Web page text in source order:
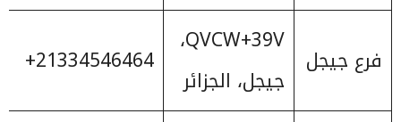
فرع جيجل
QVCW+39V،
جيجل، الجزائر
‎+21334546464